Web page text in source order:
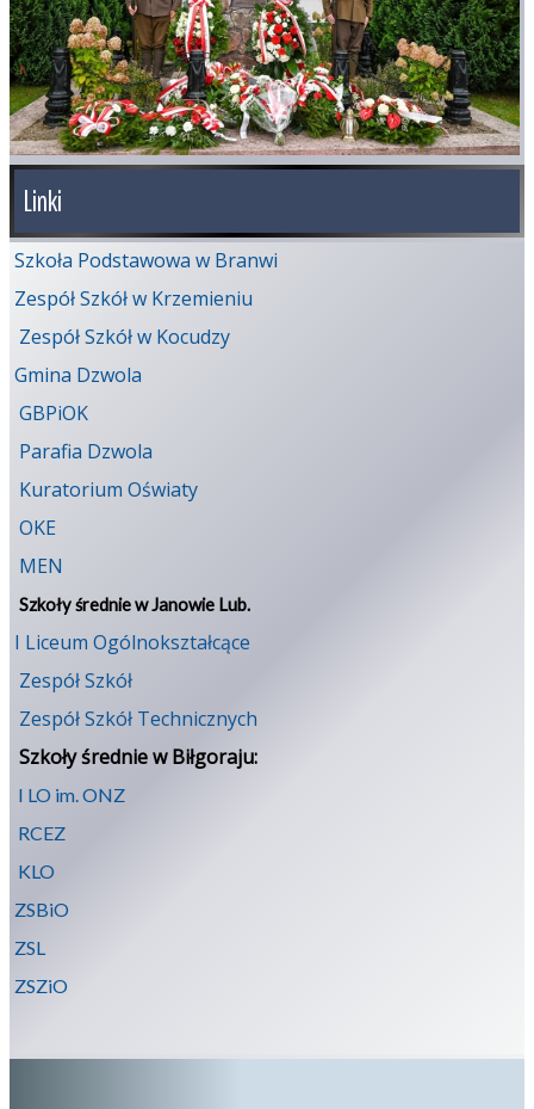
Linki
Szkoła Podstawowa w Branwi
Zespół Szkół w Krzemieniu
Zespół Szkół w Kocudzy
Gmina Dzwola
GBPiOK
Parafia Dzwola
Kuratorium Oświaty
OKE
MEN
Szkoły średnie w Janowie Lub.
I Liceum Ogólnokształcące
Zespół Szkół
Zespół Szkół Technicznych
Szkoły średnie w Biłgoraju:
I LO im. ONZ
RCEZ
KLO
ZSBiO
ZSL
ZSZiO